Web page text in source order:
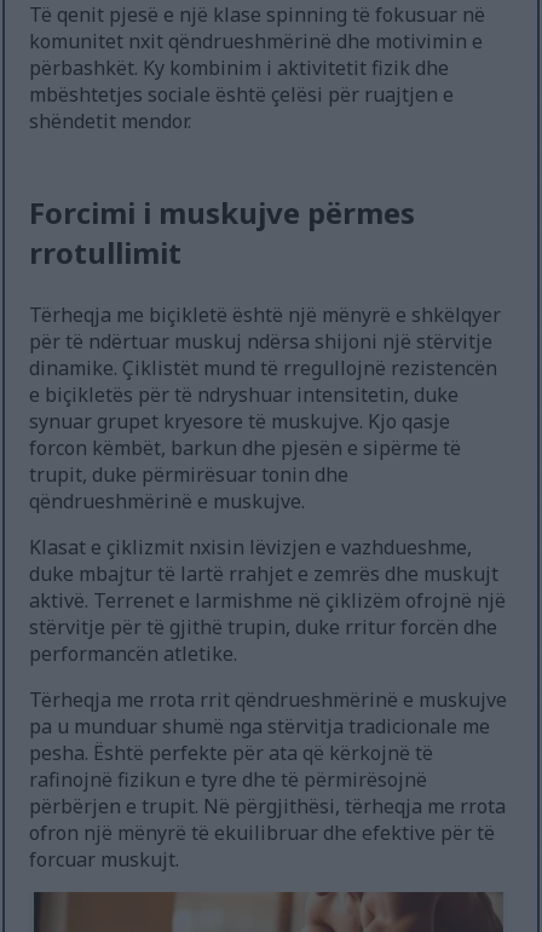
Të qenit pjesë e një klase spinning të fokusuar në
komunitet nxit qëndrueshmërinë dhe motivimin e
përbashkët. Ky kombinim i aktivitetit fizik dhe
mbështetjes sociale është çelësi për ruajtjen e
shëndetit mendor.
Forcimi i muskujve përmes
rrotullimit
Tërheqja me biçikletë është një mënyrë e shkëlqyer
për të ndërtuar muskuj ndërsa shijoni një stërvitje
dinamike. Çiklistët mund të rregullojnë rezistencën
e biçikletës për të ndryshuar intensitetin, duke
synuar grupet kryesore të muskujve. Kjo qasje
forcon këmbët, barkun dhe pjesën e sipërme të
trupit, duke përmirësuar tonin dhe
qëndrueshmërinë e muskujve.
Klasat e çiklizmit nxisin lëvizjen e vazhdueshme,
duke mbajtur të lartë rrahjet e zemrës dhe muskujt
aktivë. Terrenet e larmishme në çiklizëm ofrojnë një
stërvitje për të gjithë trupin, duke rritur forcën dhe
performancën atletike.
Tërheqja me rrota rrit qëndrueshmërinë e muskujve
pa u munduar shumë nga stërvitja tradicionale me
pesha. Është perfekte për ata që kërkojnë të
rafinojnë fizikun e tyre dhe të përmirësojnë
përbërjen e trupit. Në përgjithësi, tërheqja me rrota
ofron një mënyrë të ekuilibruar dhe efektive për të
forcuar muskujt.